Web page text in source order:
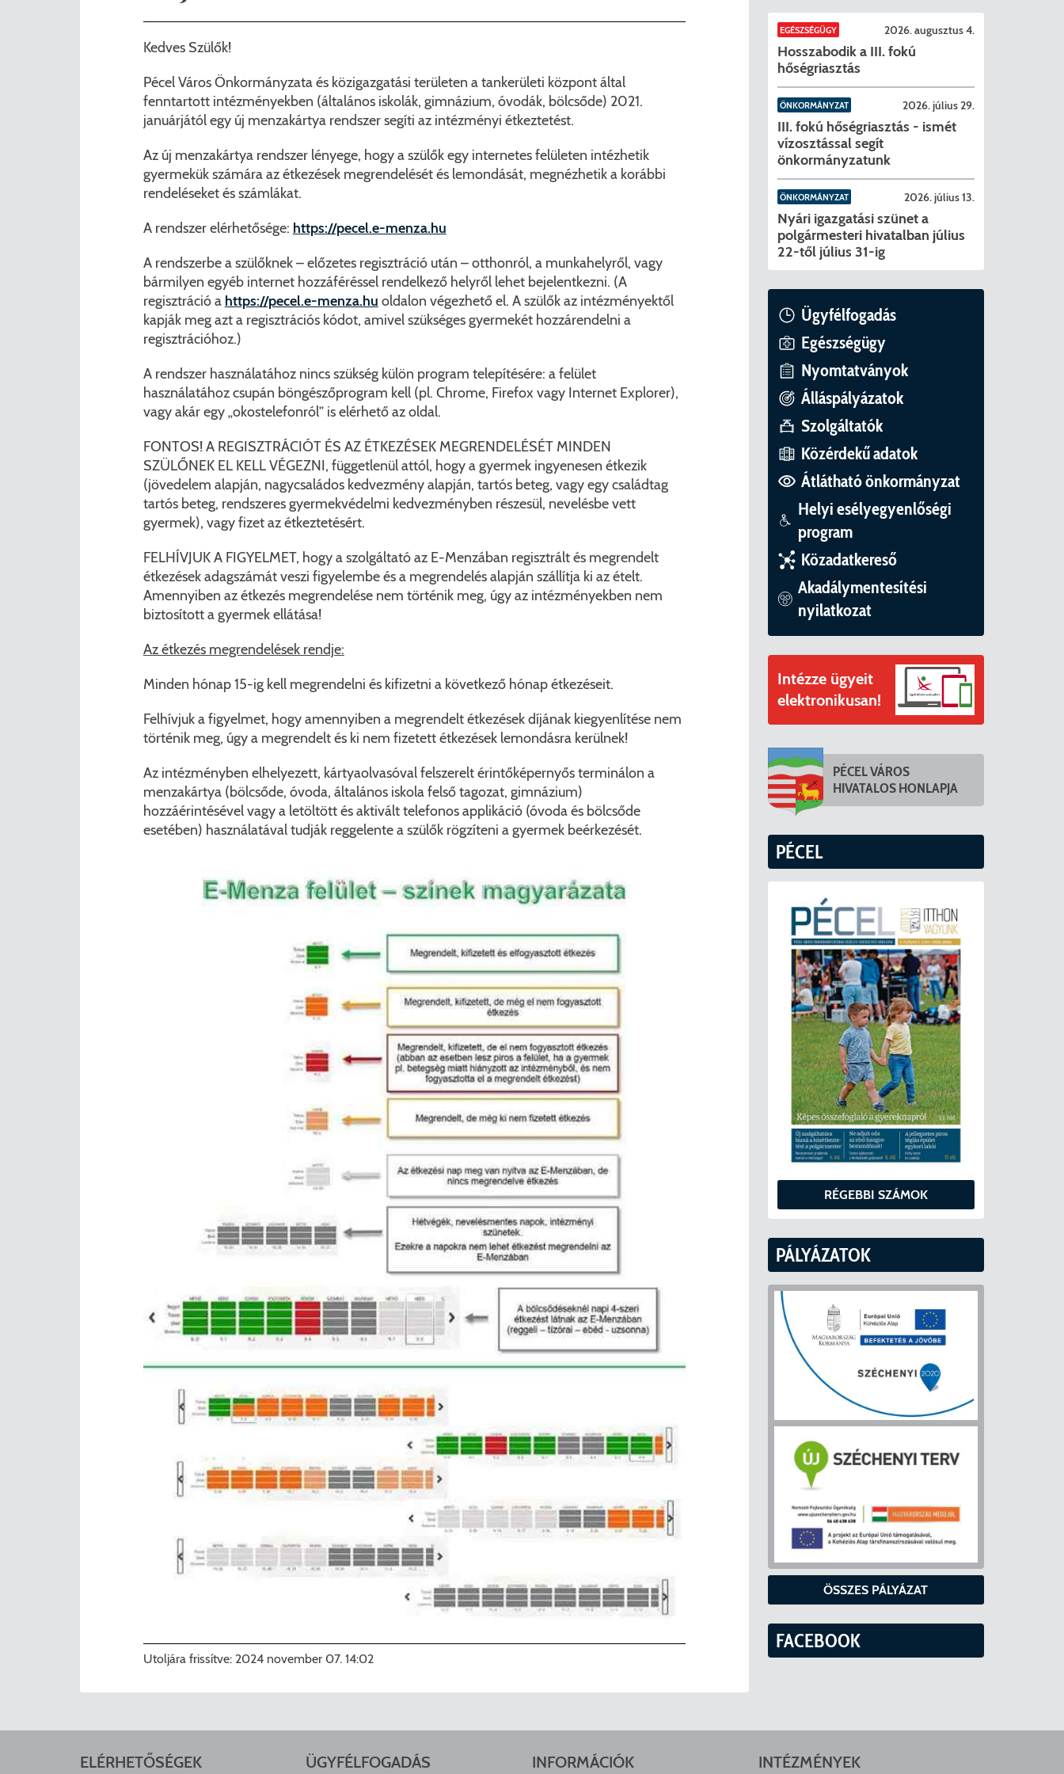
Pénzügyi Bizottság
Ideiglenes bizottság 306
Bizottságok 2019-2024.
Polgármesteri döntést előkészítő előterjesztések
Rendeletek lekérdezése
Normatív határozatok
Határozatok
Nemzetiségi önkormányzat
Pályázatok Csapadékvíz-elvezetés (Csatári dűlő és Levendulás területrészek)
Péceli piac felújítása
KEHOP pályázati közlemények
Pécel Város Önkormányzat szervezetfejlesztése a lakosságot érintő szolgáltatás racionalizálása érdekében
Szociális rehabilitáció a péceli Újtelepen
Pécel Város Önkormányzata ASP Központhoz való csatlakozása
Komplex csapadékvíz-elvezetés korszerűsítése Pécelen II. ütem
Pécel Város Önkormányzata 250 000 000 Ft értékű támogatást nyert az alábbi projekt vonatkozásában.
Településrendezés
Adatvédelem
Adó- és Pénzügyi Iroda
Műszaki és Beruházási Iroda
2022. április 3-ai választás szavazóköri jegyzőkönyvei Pécelen
Adatvédelem
Hivatalos hirdetmények
Belső visszaélés bejelentő
Városüzemeltetés
Közműszolgáltatók
Helyi esélyegyenlőségi program
Közétkeztetés Tájékoztató
Kedvezmények/Diéta/Allergia
Étkezési térítési díjak
Események 2026. évi általános választások
Kedves Szülők!
Pécel Város Önkormányzata és közigazgatási területen a tankerületi központ által
fenntartott intézményekben (általános iskolák, gimnázium, óvodák, bölcsőde) 2021.
januárjától egy új menzakártya rendszer segíti az intézményi étkeztetést.
Az új menzakártya rendszer lényege, hogy a szülők egy internetes felületen intézhetik
gyermekük számára az étkezések megrendelését és lemondását, megnézhetik a korábbi
rendeléseket és számlákat.
A rendszer elérhetősége: https://pecel.e-menza.hu
A rendszerbe a szülőknek – előzetes regisztráció után – otthonról, a munkahelyről, vagy
bármilyen egyéb internet hozzáféréssel rendelkező helyről lehet bejelentkezni. (A
regisztráció a https://pecel.e-menza.hu oldalon végezhető el. A szülők az intézményektől
kapják meg azt a regisztrációs kódot, amivel szükséges gyermekét hozzárendelni a
regisztrációhoz.)
A rendszer használatához nincs szükség külön program telepítésére: a felület
használatához csupán böngészőprogram kell (pl. Chrome, Firefox vagy Internet Explorer),
vagy akár egy „okostelefonról” is elérhető az oldal.
FONTOS! A REGISZTRÁCIÓT ÉS AZ ÉTKEZÉSEK MEGRENDELÉSÉT MINDEN
SZÜLŐNEK EL KELL VÉGEZNI, függetlenül attól, hogy a gyermek ingyenesen étkezik
(jövedelem alapján, nagycsaládos kedvezmény alapján, tartós beteg, vagy egy családtag
tartós beteg, rendszeres gyermekvédelmi kedvezményben részesül, nevelésbe vett
gyermek), vagy fizet az étkeztetésért.
FELHÍVJUK A FIGYELMET, hogy a szolgáltató az E-Menzában regisztrált és megrendelt
étkezések adagszámát veszi figyelembe és a megrendelés alapján szállítja ki az ételt.
Amennyiben az étkezés megrendelése nem történik meg, úgy az intézményekben nem
biztosított a gyermek ellátása!
Az étkezés megrendelések rendje:
Minden hónap 15-ig kell megrendelni és kifizetni a következő hónap étkezéseit.
Felhívjuk a figyelmet, hogy amennyiben a megrendelt étkezések díjának kiegyenlítése nem
történik meg, úgy a megrendelt és ki nem fizetett étkezések lemondásra kerülnek!
Az intézményben elhelyezett, kártyaolvasóval felszerelt érintőképernyős terminálon a
menzakártya (bölcsőde, óvoda, általános iskola felső tagozat, gimnázium)
hozzáérintésével vagy a letöltött és aktivált telefonos applikáció (óvoda és bölcsőde
esetében) használatával tudják reggelente a szülők rögzíteni a gyermek beérkezését.
Utoljára frissítve: 2024 november 07. 14:02
EGÉSZSÉGÜGY 2026. augusztus 4.
Hosszabodik a III. fokú
hőségriasztás
ÖNKORMÁNYZAT 2026. július 29.
III. fokú hőségriasztás - ismét
vízosztással segít
önkormányzatunk
ÖNKORMÁNYZAT 2026. július 13.
Nyári igazgatási szünet a
polgármesteri hivatalban július
22-től július 31-ig
Ügyfélfogadás
Egészségügy
Nyomtatványok
Álláspályázatok
Szolgáltatók
Közérdekű adatok
Átlátható önkormányzat
Helyi esélyegyenlőségi
program
Közadatkereső
Akadálymentesítési
nyilatkozat
Intézze ügyeit
elektronikusan!
PÉCEL VÁROS
HIVATALOS HONLAPJA
PÉCEL
RÉGEBBI SZÁMOK
PÁLYÁZATOK
ÖSSZES PÁLYÁZAT
FACEBOOK
ELÉRHETŐSÉGEK ÜGYFÉLFOGADÁS INFORMÁCIÓK INTÉZMÉNYEK